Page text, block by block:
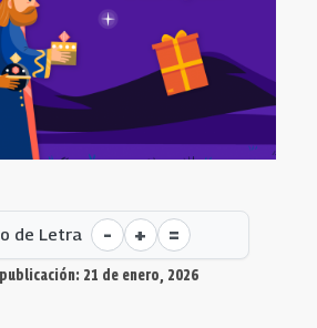
de Letra - + =
21 de enero, 2026